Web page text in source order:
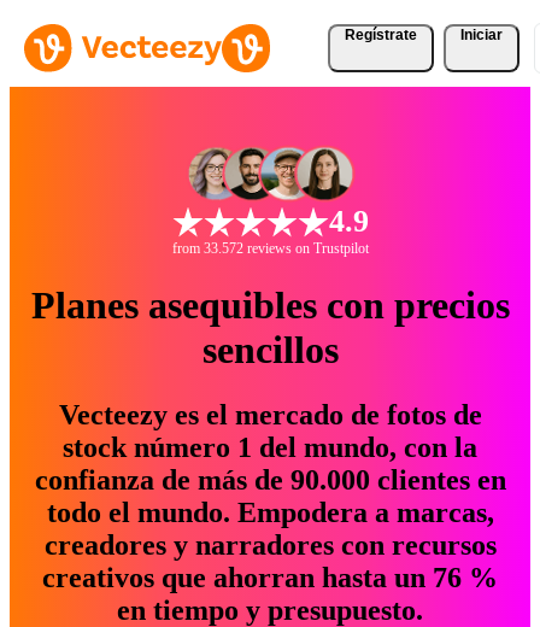
Regístrate Iniciar
4.9
from 33.572 reviews on Trustpilot
Planes asequibles con precios
sencillos
Vecteezy es el mercado de fotos de
stock número 1 del mundo, con la
confianza de más de 90.000 clientes en
todo el mundo. Empodera a marcas,
creadores y narradores con recursos
creativos que ahorran hasta un 76 %
en tiempo y presupuesto.